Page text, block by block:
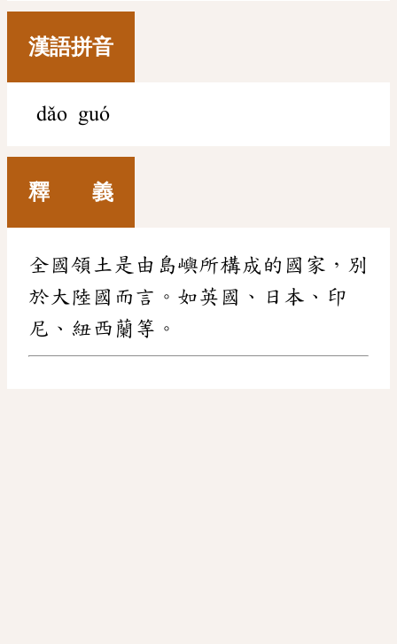
漢語拼音
dǎo guó
釋 義
全國領土是由島嶼所構成的國家，別
於大陸國而言。如英國、日本、印
尼、紐西蘭等。